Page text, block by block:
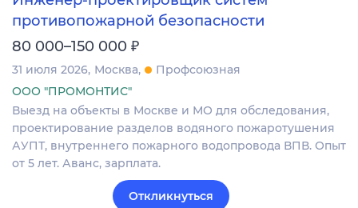
противопожарной безопасности
80 000–150 000 ₽
31 июля 2026 Москва
Профсоюзная
ООО "ПРОМОНТИС"
Выезд на объекты в Москве и МО для обследования,
проектирование разделов водяного пожаротушения
АУПТ, внутреннего пожарного водопровода ВПВ. Опыт
от 5 лет. Аванс, зарплата.
Откликнуться